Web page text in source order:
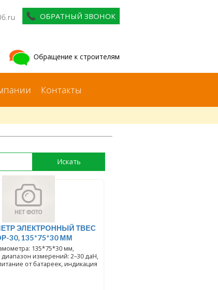
ОБРАТНЫЙ ЗВОНОК
Обращение к строителям
Контакты
ЭЛЕКТРОННЫЙ ТВЕС
30, 135*75*30 ММ
135*75*30 мм,
измерений: 2–30 даН,
от батареек, индикация